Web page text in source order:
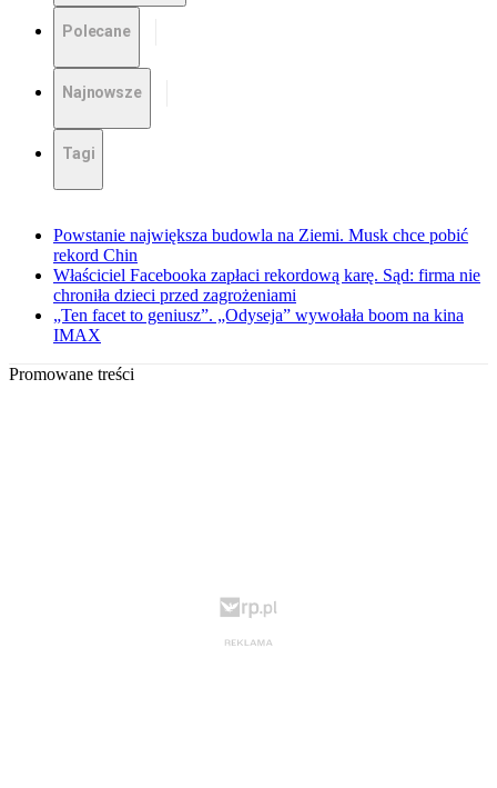
Polecane
Najnowsze
Tagi
Powstanie największa budowla na Ziemi. Musk chce pobić
rekord Chin
Właściciel Facebooka zapłaci rekordową karę. Sąd: firma nie
chroniła dzieci przed zagrożeniami
„Ten facet to geniusz”. „Odyseja” wywołała boom na kina
IMAX
Promowane treści